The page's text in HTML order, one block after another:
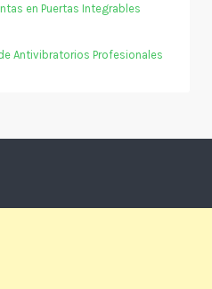
en Puertas Integrables
Antivibratorios Profesionales